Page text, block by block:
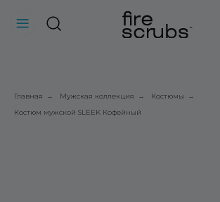
Главная → Мужская коллекция → Костюмы →
Костюм мужской SLEEK Кофейный